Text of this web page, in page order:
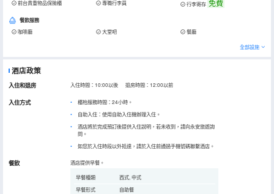
前台貴重物品保險櫃 專職行李員 行李寄存 免費
餐飲服務
咖啡廳 大堂吧 餐廳
全部設施
酒店政策
入住和退房 入住時間：10:00以後 退房時間：12:00以前
入住方式
櫃枱服務時間：24小時。
自助入住：使用自助入住機辦理入住。
酒店將於完成預訂後提供入住說明，若未收到，請向永安旅遊詢
問。
如您於入住時段以外抵達，請於入住前通過手機號碼聯繫酒店。
餐飲 酒店提供早餐。
早餐種類
西式, 中式
早餐形式
自助餐